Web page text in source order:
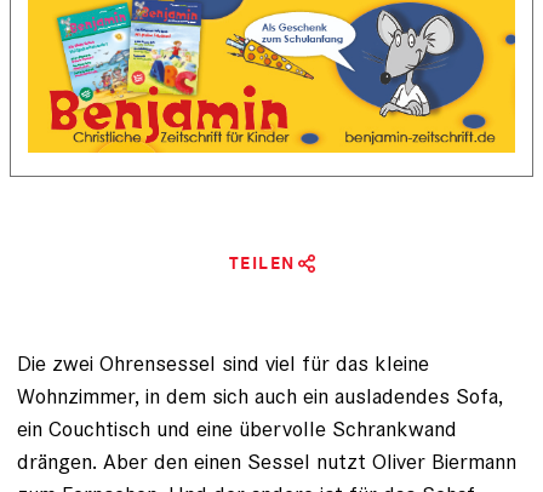
TEILEN
Die zwei Ohrensessel sind viel für das kleine
Wohnzimmer, in dem sich auch ein ausladendes Sofa,
ein Couchtisch und eine übervolle Schrankwand
drängen. Aber den einen Sessel nutzt Oliver Biermann